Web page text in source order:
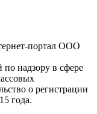
портал ООО
надзору в сфере
о регистрации
года.